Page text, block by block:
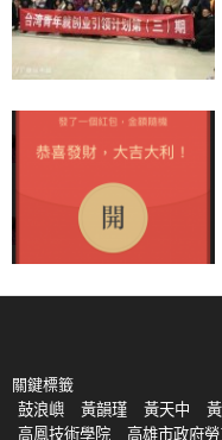
關鍵標籤
鼓浪嶼
黃韻瑾 黃天中
高鳳技術學院
高雄市政府